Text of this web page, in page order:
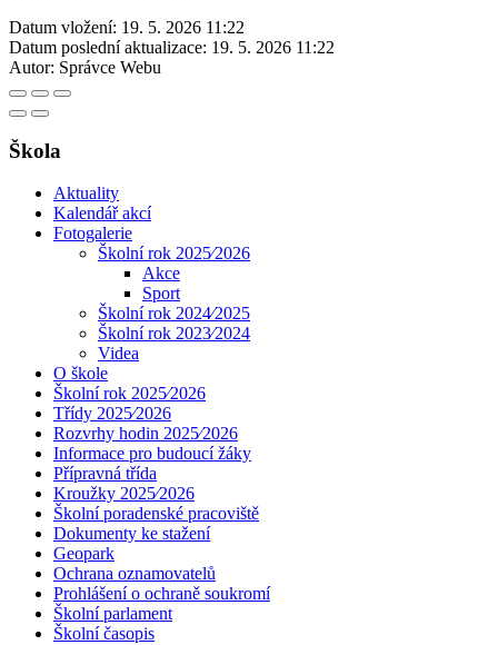
Datum vložení: 19. 5. 2026 11:22
Datum poslední aktualizace: 19. 5. 2026 11:22
Autor: Správce Webu
Škola
Aktuality
Kalendář akcí
Fotogalerie
Školní rok 2025⁄2026
Akce
Sport
Školní rok 2024⁄2025
Školní rok 2023⁄2024
Videa
O škole
Školní rok 2025⁄2026
Třídy 2025⁄2026
Rozvrhy hodin 2025⁄2026
Informace pro budoucí žáky
Přípravná třída
Kroužky 2025⁄2026
Školní poradenské pracoviště
Dokumenty ke stažení
Geopark
Ochrana oznamovatelů
Prohlášení o ochraně soukromí
Školní parlament
Školní časopis